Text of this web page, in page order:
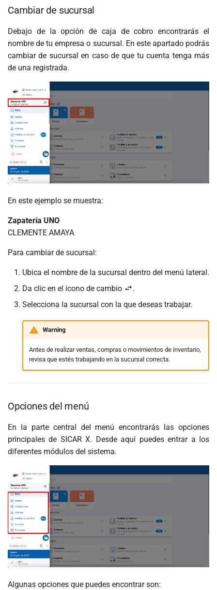
Cambiar de sucursal
Debajo de la opción de caja de cobro encontrarás el
nombre de tu empresa o sucursal. En este apartado podrás
cambiar de sucursal en caso de que tu cuenta tenga más
de una registrada.
En este ejemplo se muestra:
Zapatería UNO
CLEMENTE AMAYA
Para cambiar de sucursal:
Ubica el nombre de la sucursal dentro del menú lateral.
Da clic en el icono de cambio
.
Selecciona la sucursal con la que deseas trabajar.
Warning
Antes de realizar ventas, compras o movimientos de inventario,
revisa que estés trabajando en la sucursal correcta.
Opciones del menú
En la parte central del menú encontrarás las opciones
principales de SICAR X. Desde aquí puedes entrar a los
diferentes módulos del sistema.
Algunas opciones que puedes encontrar son: